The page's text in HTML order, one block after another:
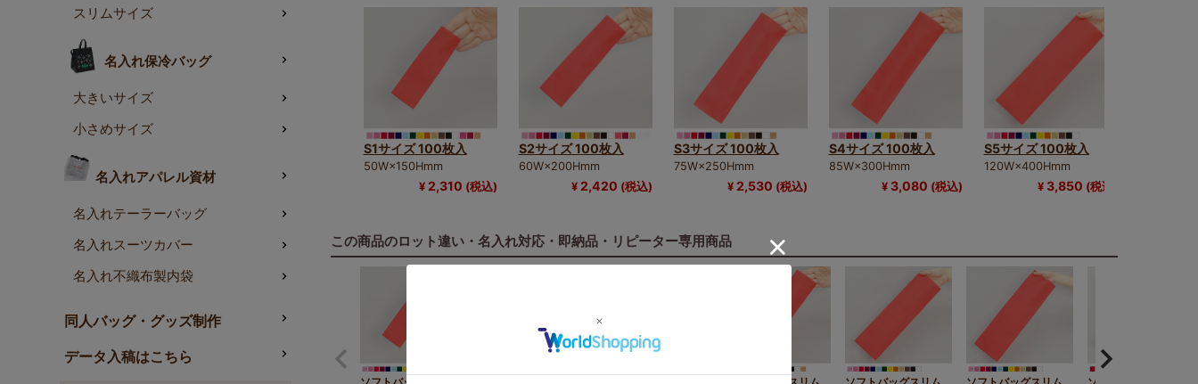
スリムサイズ
名入れ保冷バッグ
大きいサイズ
小さめサイズ
名入れアパレル資材
名入れテーラーバッグ
名入れスーツカバー
名入れ不織布製内袋
同人バッグ・グッズ制作
データ入稿はこちら
コスメや細身ギフトにぴったりの不織布袋
「ソフトバッグスリム」は、通常の不織布平袋よりも縦長に設計されたスリムタイプのラッピング袋です。
店舗・サロンでのラッピングにもおすすめ
日本製ならではの丁寧な仕上がりで、販促ノベルティや店頭ラッピングにも安心してご利用いただけます。
カットリボンやタイと組み合わせれば、ギフト感もアップ。カラー展開も豊富で、商品のイメージに合わせたラッピングが可能で
細長い商品のラッピングでお困りの方におすすめ。色とサイズで上質感を演出できます。
別売りの口留めアクセサリー一覧はこちら
S1サイズ 100枚入
50W×150Hmm
¥ 2,310 (税込)
S2サイズ 100枚入
60W×200Hmm
¥ 2,420 (税込)
S3サイズ 100枚入
75W×250Hmm
¥ 2,530 (税込)
S4サイズ 100枚入
85W×300Hmm
¥ 3,080 (税込)
S5サイズ 100枚入
120W×400Hmm
¥ 3,850 (税込)
この商品のロット違い・名入れ対応・即納品・リピーター専用商品
ソフトバッグスリム
ソフトバッグスリム
ソフトバッグスリム
ソフトバッグスリム
ソフトバッグスリム